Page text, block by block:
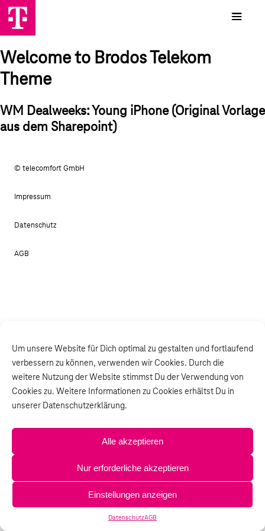
Um unsere Website für Dich optimal zu gestalten und fortlaufend
verbessern zu können, verwenden wir Cookies. Durch die
weitere Nutzung der Website stimmst Du der Verwendung von
Cookies zu. Weitere Informationen zu Cookies erhältst Du in
unserer Datenschutzerklärung.
Alle akzeptieren
Nur erforderliche akzeptieren
Einstellungen anzeigen
DatenschutzAGB
Welcome to Brodos Telekom
Theme
WM Dealweeks: Young iPhone (Original Vorlage
aus dem Sharepoint)
© telecomfort GmbH
Impressum
Datenschutz
AGB